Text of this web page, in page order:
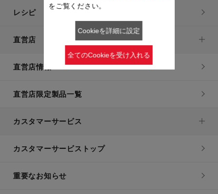
レシピ
直営店
直営店情報
直営店限定製品一覧
カスタマーサービス
カスタマーサービストップ
重要なお知らせ
をご覧ください。
Cookieを詳細に設定
全てのCookieを受け入れる